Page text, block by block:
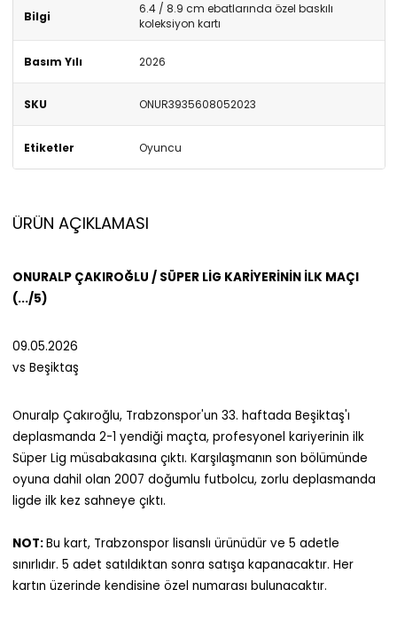
Bilgi
6.4 / 8.9 cm ebatlarında özel baskılı
koleksiyon kartı
Basım Yılı 2026
SKU ONUR3935608052023
Etiketler Oyuncu
ÜRÜN AÇIKLAMASI
ONURALP ÇAKIROĞLU / SÜPER LİG KARİYERİNİN İLK MAÇI
(.../5)
09.05.2026
vs Beşiktaş
Onuralp Çakıroğlu, Trabzonspor'un 33. haftada Beşiktaş'ı
deplasmanda 2-1 yendiği maçta, profesyonel kariyerinin ilk
Süper Lig müsabakasına çıktı. Karşılaşmanın son bölümünde
oyuna dahil olan 2007 doğumlu futbolcu, zorlu deplasmanda
ligde ilk kez sahneye çıktı.
NOT:Bu kart, Trabzonspor lisanslı ürünüdür ve 5 adetle
sınırlıdır. 5 adet satıldıktan sonra satışa kapanacaktır. Her
kartın üzerinde kendisine özel numarası bulunacaktır.